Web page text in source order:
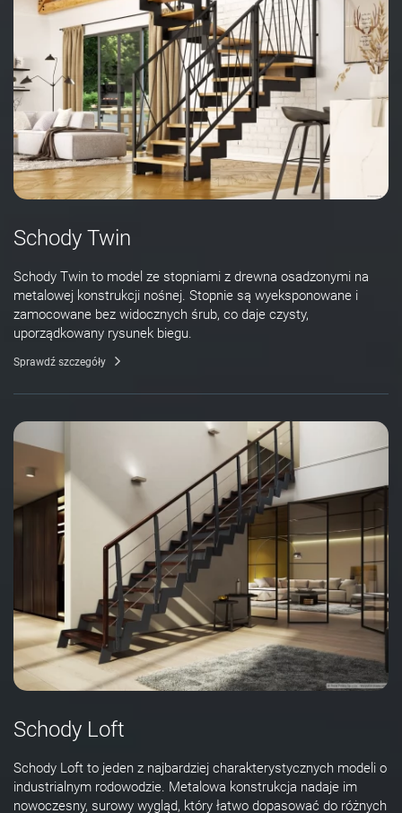
Schody Twin
Schody Twin to model ze stopniami z drewna osadzonymi na
metalowej konstrukcji nośnej. Stopnie są wyeksponowane i
zamocowane bez widocznych śrub, co daje czysty,
uporządkowany rysunek biegu.
Sprawdź szczegóły
Schody Loft
Schody Loft to jeden z najbardziej charakterystycznych modeli o
industrialnym rodowodzie. Metalowa konstrukcja nadaje im
nowoczesny, surowy wygląd, który łatwo dopasować do różnych